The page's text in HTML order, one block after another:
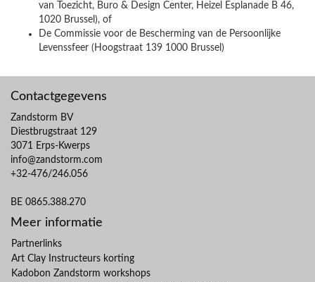
van Toezicht, Buro & Design Center, Heizel Esplanade B 46,
1020 Brussel), of
De Commissie voor de Bescherming van de Persoonlijke
Levenssfeer (Hoogstraat 139 1000 Brussel)
Contactgegevens
Zandstorm BV
Diestbrugstraat 129
3071 Erps-Kwerps
info@zandstorm.com
+32-476/246.056
BE 0865.388.270
Meer informatie
Partnerlinks
Art Clay Instructeurs korting
Kadobon Zandstorm workshops